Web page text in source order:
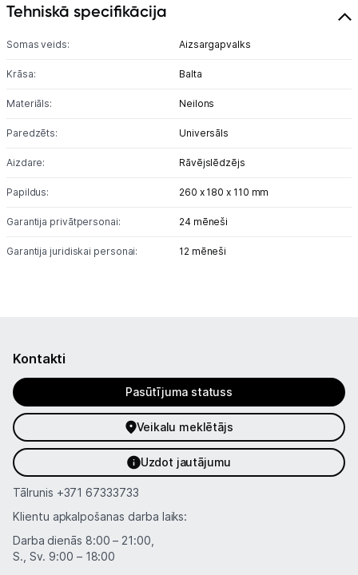
Piegāde un apmaksa
Informācija
Tehniskā specifikācija
Somas veids: Aizsargapvalks
Krāsa: Balta
Materiāls: Neilons
Paredzēts: Universāls
Aizdare: Rāvējslēdzējs
Papildus: 260 x 180 x 110 mm
Garantija privātpersonai: 24 mēneši
Garantija juridiskai personai: 12 mēneši
Kontakti
Pasūtījuma statuss
Veikalu meklētājs
Uzdot jautājumu
Tālrunis +371 67333733
Klientu apkalpošanas darba laiks:
Darba dienās 8:00 – 21:00,
S., Sv. 9:00 – 18:00